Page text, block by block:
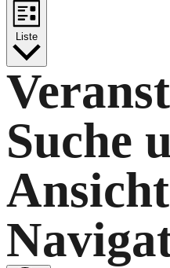
Liste
Suche